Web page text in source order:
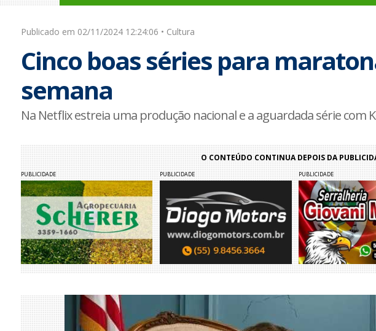
Publicado em 02/11/2024 12:24:06 • Cultura
Cinco boas séries para
semana
Na Netflix estreia uma produção nacional e a aguardada série com
O CONTEÚDO CONTINUA DEPOIS DA
PUBLICIDADE PUBLICIDADE PUBLICIDADE